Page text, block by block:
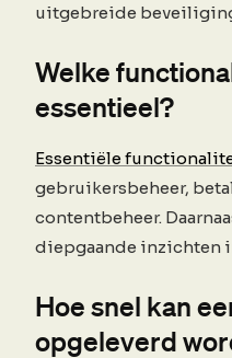
uitgebreide
Welke
essentieel?
Essentiële
gebruikersbeheer,
contentbeheer.
diepgaande inzichten
Hoe snel kan
opgeleverd